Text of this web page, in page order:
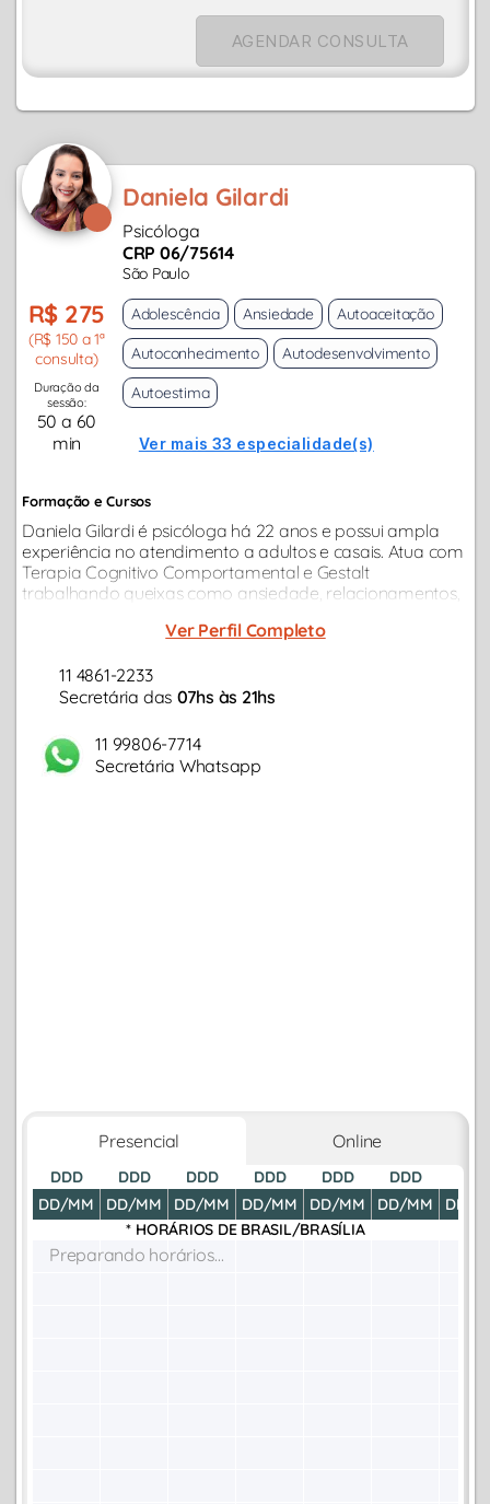
AGENDAR CONSULTA
Daniela Gilardi
Psicóloga
CRP 06/75614
São Paulo
R$ 275
(R$ 150 a 1ª
consulta)
Duração da
sessão:
50 a 60
min
Adolescência Ansiedade
Autoaceitação
Autoconhecimento
Autodesenvolvimento
Autoestima
Ver mais 33 especialidade(s)
Formação e Cursos
Daniela Gilardi é psicóloga há 22 anos e possui ampla
experiência no atendimento a adultos e casais. Atua com
Terapia Cognitivo Comportamental e Gestalt
trabalhando queixas como ansiedade, relacionamentos,
autodesenvolvimento, autoconhecimento...
Ver Perfil Completo
11 4861-2233
Secretária das 07hs às 21hs
11 99806-7714
Secretária Whatsapp
Presencial Online
DDD
DD/MM
DDD
DD/MM
DDD
DD/MM
DDD
DD/MM
DDD
DD/MM
DDD
DD/MM
DD/
* HORÁRIOS DE BRASIL/BRASÍLIA
Preparando horários...